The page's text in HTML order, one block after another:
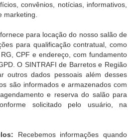
convênios, notícias, informativos,
marketing.
para locação do nosso salão de
para qualificação contratual, como
CPF e endereço, com fundamento
O SINTRAFI de Barretos e Região
outros dados pessoais além desses
são informados e armazenados com
e reserva do salão para
solicitado pelo usuário, na
Recebemos informações quando